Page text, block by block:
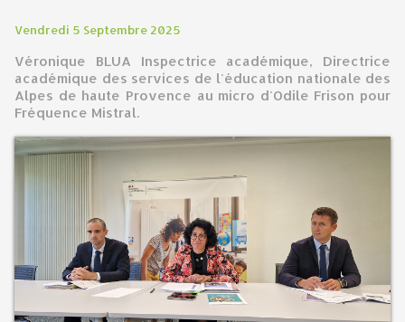
Vendredi 5 Septembre 2025
Véronique BLUA Inspectrice académique, Directrice
académique des services de l'éducation nationale des
Alpes de haute Provence au micro d'Odile Frison pour
Fréquence Mistral.